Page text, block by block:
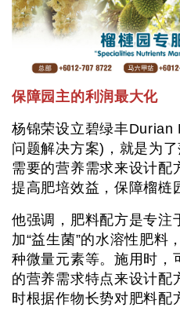
保障园主的利润最大化
杨锦荣设立碧绿丰Durian
问题解决方案)，就是为
需要的营养需求来设计配
提高肥培效益，保障榴梿
他强调，肥料配方是专注
加“益生菌”的水溶性肥料
种微量元素等。施用时，
的营养需求特点来设计配
时根据作物长势对肥料配